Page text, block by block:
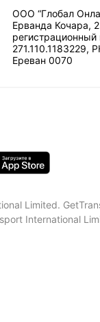
ООО “Глобал
Ерванда Кочара,
271.110.1183229,
Ереван 0070
Limited.
International